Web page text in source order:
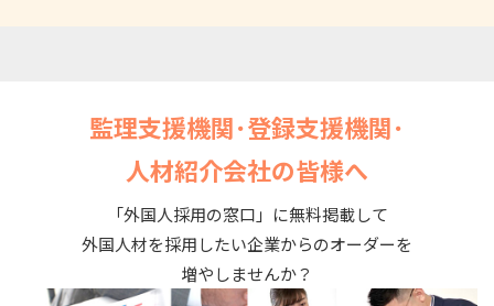
監理支援機関･登録支援機関･
人材紹介会社の皆様へ
「外国人採用の窓口」に無料掲載して
外国人材を採用したい企業からのオーダーを
増やしませんか？